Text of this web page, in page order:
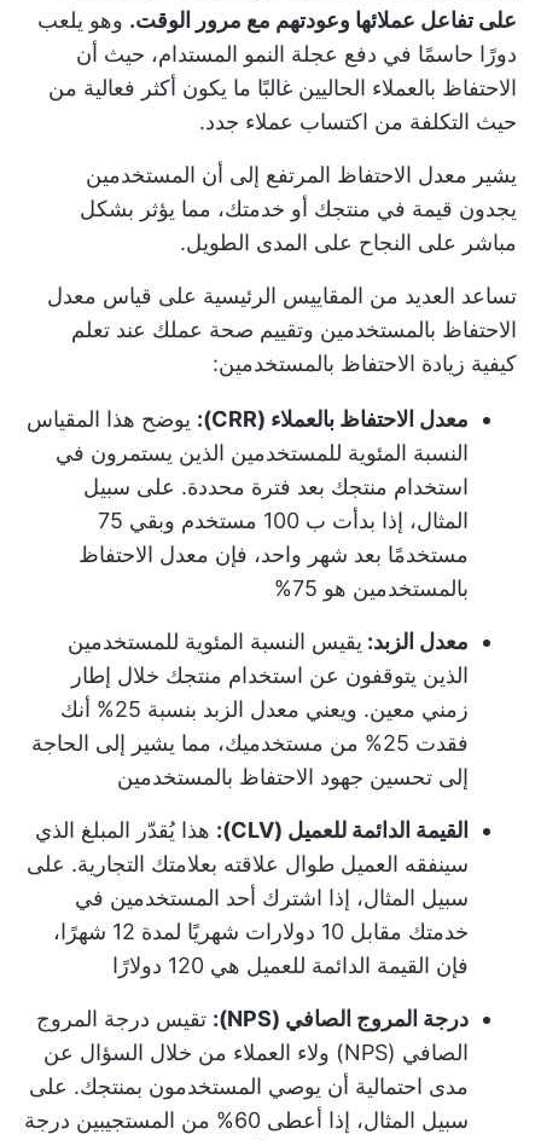
على تفاعل عملائها وعودتهم مع مرور الوقت. وهو يلعب
دورًا حاسمًا في دفع عجلة النمو المستدام، حيث أن
الاحتفاظ بالعملاء الحاليين غالبًا ما يكون أكثر فعالية من
حيث التكلفة من اكتساب عملاء جدد.
يشير معدل الاحتفاظ المرتفع إلى أن المستخدمين
يجدون قيمة في منتجك أو خدمتك، مما يؤثر بشكل
مباشر على النجاح على المدى الطويل.
تساعد العديد من المقاييس الرئيسية على قياس معدل
الاحتفاظ بالمستخدمين وتقييم صحة عملك عند تعلم
كيفية زيادة الاحتفاظ بالمستخدمين:
معدل الاحتفاظ بالعملاء (CRR):
يوضح هذا المقياس
النسبة المئوية للمستخدمين الذين يستمرون في
استخدام منتجك بعد فترة محددة. على سبيل
المثال، إذا بدأت ب 100 مستخدم وبقي 75
مستخدمًا بعد شهر واحد، فإن معدل الاحتفاظ
بالمستخدمين هو 75%
معدل الزبد: يقيس النسبة المئوية للمستخدمين
الذين يتوقفون عن استخدام منتجك خلال إطار
زمني معين. ويعني معدل الزبد بنسبة 25% أنك
فقدت 25% من مستخدميك، مما يشير إلى الحاجة
إلى تحسين جهود الاحتفاظ بالمستخدمين
القيمة الدائمة للعميل (CLV):
هذا يُقدّر المبلغ الذي
سينفقه العميل طوال علاقته بعلامتك التجارية. على
سبيل المثال، إذا اشترك أحد المستخدمين في
خدمتك مقابل 10 دولارات شهريًا لمدة 12 شهرًا،
فإن القيمة الدائمة للعميل هي 120 دولارًا
درجة المروج الصافي (NPS):
تقيس درجة المروج
الصافي (NPS) ولاء العملاء من خلال السؤال عن
مدى احتمالية أن يوصي المستخدمون بمنتجك. على
سبيل المثال، إذا أعطى 60% من المستجيبين درجة